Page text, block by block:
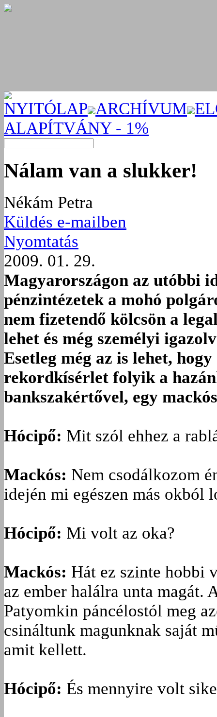
NYITÓLAP ARCHÍVUM
ALAPÍTVÁNY - 1%
Nálam van a slukker!
Nékám Petra
Küldés e-mailben
Nyomtatás
2009. 01. 29.
Magyarországon az utóbbi
pénzintézetek a mohó
nem fizetendő kölcsön a
lehet és még személyi
Esetleg még az is lehet,
rekordkísérlet folyik a
bankszakértővel, egy
Hócipő: Mit szól ehhez a
Mackós: Nem csodálkozom
idején mi egészen más
Hócipő: Mi volt az oka?
Mackós: Hát ez szinte hobbi
az ember halálra unta
Patyomkin páncélostól meg
csináltunk magunknak saját
amit kellett.
Hócipő: És mennyire volt